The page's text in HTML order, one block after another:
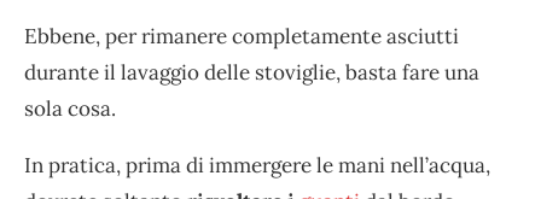
Ebbene, per rimanere completamente asciutti
durante il lavaggio delle stoviglie, basta fare una
sola cosa.
In pratica, prima di immergere le mani nell’acqua,